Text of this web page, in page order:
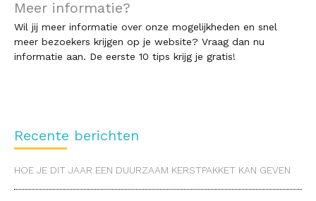
Meer informatie?
Wil jij meer informatie over onze mogelijkheden en snel
meer bezoekers krijgen op je website? Vraag dan nu
informatie aan. De eerste 10 tips krijg je gratis!
Recente berichten
HOE JE DIT JAAR EEN DUURZAAM KERSTPAKKET KAN GEVEN